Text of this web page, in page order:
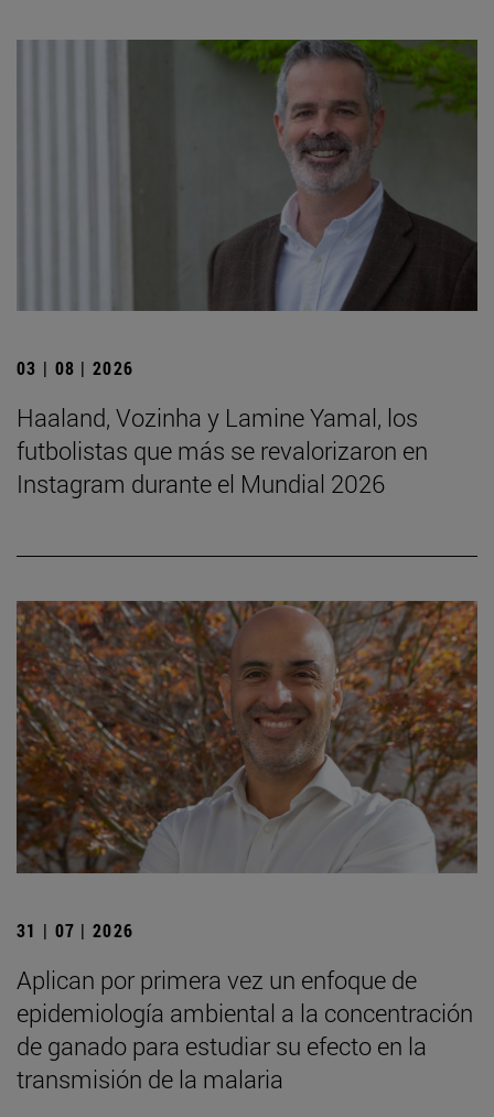
03 | 08 | 2026
Haaland, Vozinha y Lamine Yamal, los
futbolistas que más se revalorizaron en
Instagram durante el Mundial 2026
31 | 07 | 2026
Aplican por primera vez un enfoque de
epidemiología ambiental a la concentración
de ganado para estudiar su efecto en la
transmisión de la malaria